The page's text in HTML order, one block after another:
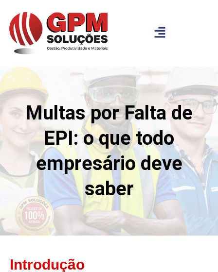
Multas por Falta de
EPI: o que todo
empresário deve
saber
Introdução